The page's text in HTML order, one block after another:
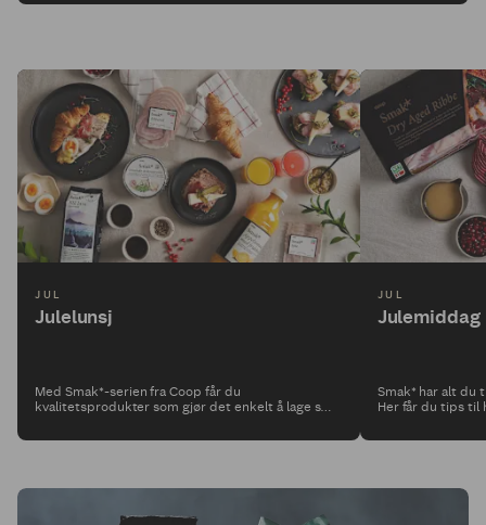
JUL
Julelunsj
Med Smak*-serien fra Coop får du
kvalitetsprodukter som gjør det enkelt å lage små
fantastisk. Her får du tips til 3 delikate snitter som
JUL
Julemiddag
Smak* har alt du
Her får du tips til
julematen.